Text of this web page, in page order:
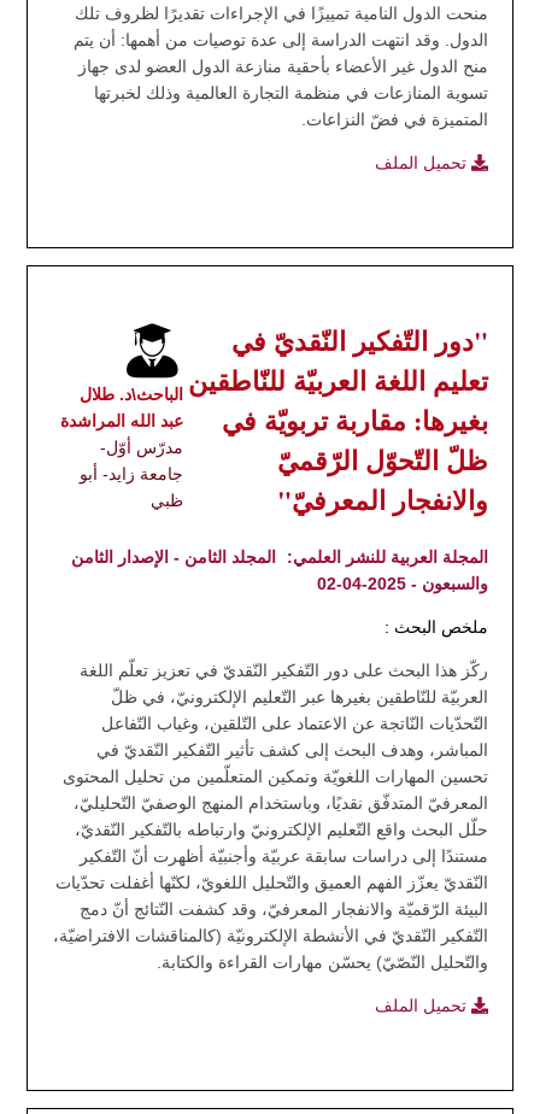
منحت الدول النامية تمييزًا في الإجراءات تقديرًا لظروف تلك
الدول. وقد انتهت الدراسة إلى عدة توصيات من أهمها: أن يتم
منح الدول غير الأعضاء بأحقية منازعة الدول العضو لدى جهاز
تسوية المنازعات في منظمة التجارة العالمية وذلك لخبرتها
المتميزة في فضّ النزاعات.
تحميل الملف
الباحث\د. طلال
عبد الله المراشدة
مدرّس أوّل-
جامعة زايد- أبو
ظبي
"دور التّفكير النّقديّ في
تعليم اللغة العربيّة للنّاطقين
بغيرها: مقاربة تربويّة في
ظلّ التّحوّل الرّقميّ
والانفجار المعرفيّ"
المجلة العربية للنشر العلمي:
المجلد الثامن - الإصدار الثامن
والسبعون - 2025-04-02
ملخص البحث :
ركّز هذا البحث على دور التّفكير النّقديّ في تعزيز تعلّم اللغة
العربيّة للنّاطقين بغيرها عبر التّعليم الإلكترونيّ، في ظلّ
التّحدّيات النّاتجة عن الاعتماد على التّلقين، وغياب التّفاعل
المباشر، وهدف البحث إلى كشف تأثير التّفكير النّقديّ في
تحسين المهارات اللغويّة وتمكين المتعلّمين من تحليل المحتوى
المعرفيّ المتدفّق نقديًا، وباستخدام المنهج الوصفيّ التّحليليّ،
حلّل البحث واقع التّعليم الإلكترونيّ وارتباطه بالتّفكير النّقديّ،
مستندًا إلى دراسات سابقة عربيّة وأجنبيّة أظهرت أنّ التّفكير
النّقديّ يعزّز الفهم العميق والتّحليل اللغويّ، لكنّها أغفلت تحدّيات
البيئة الرّقميّة والانفجار المعرفيّ، وقد كشفت النّتائج أنّ دمج
التّفكير النّقديّ في الأنشطة الإلكترونيّة (كالمناقشات الافتراضيّة،
والتّحليل النّصّيّ) يحسّن مهارات القراءة والكتابة.
تحميل الملف